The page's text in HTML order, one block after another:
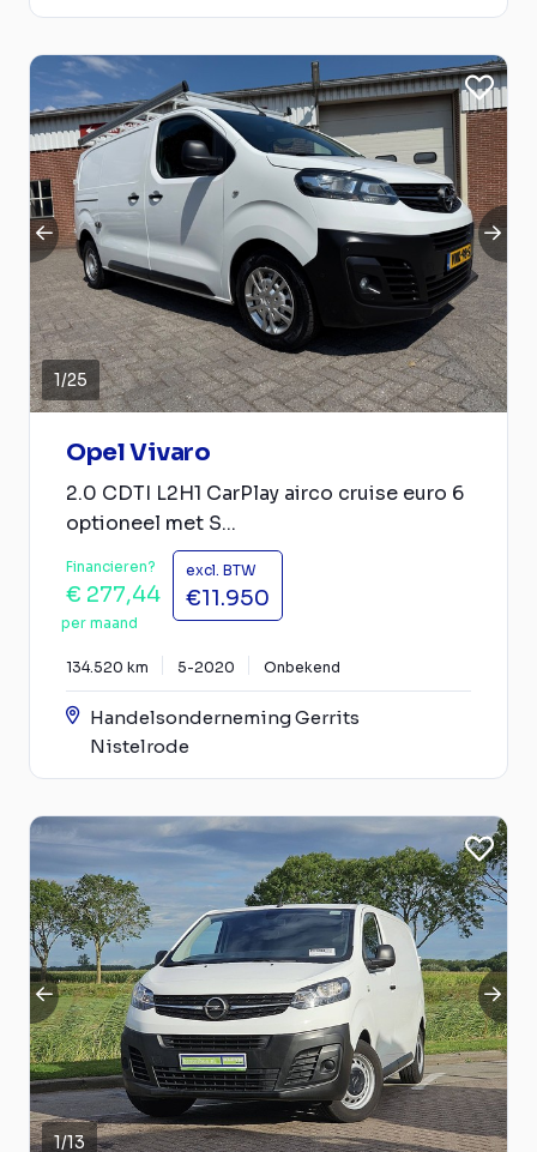
1/25
Opel Vivaro
2.0 CDTI L2H1 CarPlay airco cruise euro 6
optioneel met S...
Financieren?
€ 277,44
per maand
excl. BTW
€11.950
134.520 km 5-2020 Onbekend
Handelsonderneming Gerrits
Nistelrode
1/13